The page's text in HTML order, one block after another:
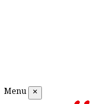
Menu ✕